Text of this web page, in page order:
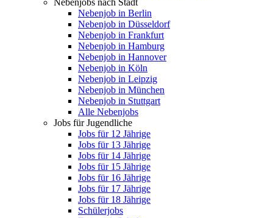
Nebenjobs nach Stadt
Nebenjob in Berlin
Nebenjob in Düsseldorf
Nebenjob in Frankfurt
Nebenjob in Hamburg
Nebenjob in Hannover
Nebenjob in Köln
Nebenjob in Leipzig
Nebenjob in München
Nebenjob in Stuttgart
Alle Nebenjobs
Jobs für Jugendliche
Jobs für 12 Jährige
Jobs für 13 Jährige
Jobs für 14 Jährige
Jobs für 15 Jährige
Jobs für 16 Jährige
Jobs für 17 Jährige
Jobs für 18 Jährige
Schülerjobs